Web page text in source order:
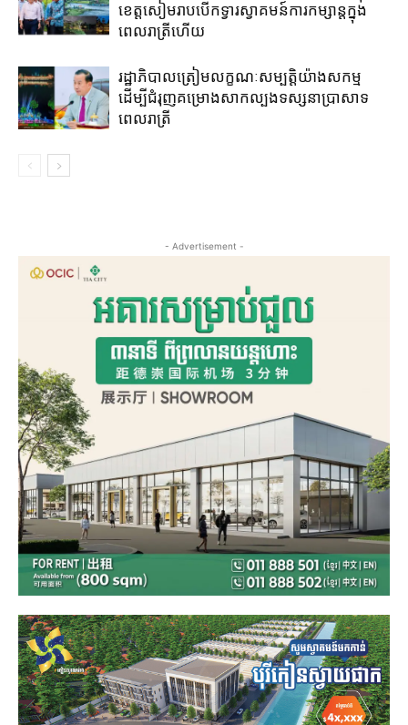
ខេត្តសៀមរាប​បើក​ទ្វារ​ស្វាគមន៍​ការ​​កម្សាន្ត​ក្នុង​
ពេលរាត្រី​ហើយ​
រដ្ឋាភិបាល​ត្រៀម​លក្ខណៈ​សម្បត្តិ​យ៉ាង​សកម្ម​
ដើម្បី​ជំរុញគម្រោង​សាកល្បង​ទស្សនា​ប្រាសាទ​
ពេលរាត្រី​
- Advertisement -